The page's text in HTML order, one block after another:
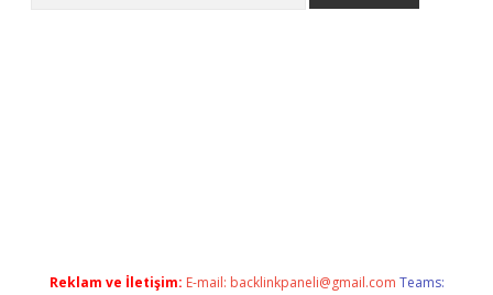
Reklam ve İletişim: E-mail: backlinkpaneli@gmail.com Teams: